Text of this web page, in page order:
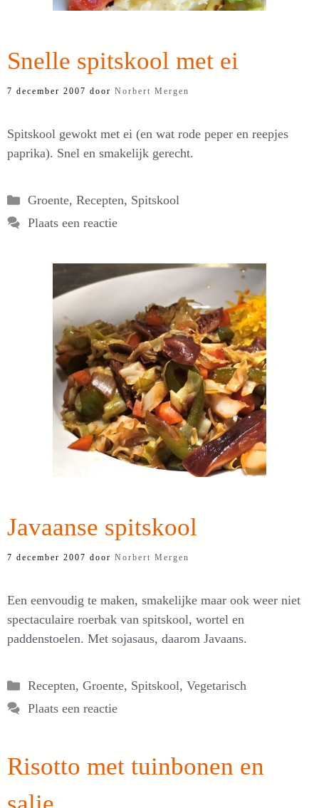
Snelle spitskool met ei
7 december 2007 door Norbert Mergen
Spitskool gewokt met ei (en wat rode peper en reepjes
paprika). Snel en smakelijk gerecht.
Categorieën
Groente, Recepten, Spitskool
Plaats een reactie
Javaanse spitskool
7 december 2007 door Norbert Mergen
Een eenvoudig te maken, smakelijke maar ook weer niet
spectaculaire roerbak van spitskool, wortel en
paddenstoelen. Met sojasaus, daarom Javaans.
Categorieën
Recepten, Groente, Spitskool, Vegetarisch
Plaats een reactie
Risotto met tuinbonen en